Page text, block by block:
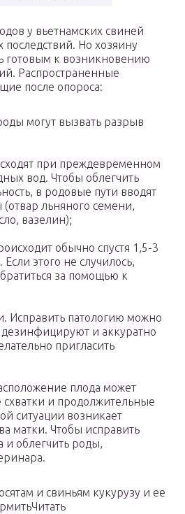
у вьетнамских свиней
последствий. Но хозяину
готовым к возникновению
Распространенные
после опороса:
могут вызвать разрыв
при преждевременном
вод. Чтобы облегчить
в родовые пути вводят
льняного семени,
вазелин);
обычно спустя 1,5-3
Если этого не случилось,
за помощью к
Исправить патологию можно
и аккуратно
пригласить
плода может
схватки и продолжительные
ситуации возникает
матки. Чтобы исправить
и облегчить роды,
и свиньям кукурузу и ее